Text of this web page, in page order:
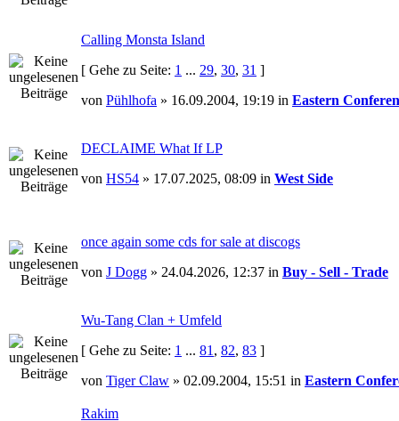
Calling Monsta Island
[ Gehe zu Seite: 1 ... 29, 30, 31 ]
von Pühlhofa » 16.09.2004, 19:19 in Eastern
DECLAIME What If LP
von HS54 » 17.07.2025, 08:09 in West Side
once again some cds for sale at discogs
von J Dogg » 24.04.2026, 12:37 in Buy - Sell - Trade
Wu-Tang Clan + Umfeld
[ Gehe zu Seite: 1 ... 81 , 82, 83 ]
von Tiger Claw » 02.09.2004, 15:51 in Eastern
Rakim